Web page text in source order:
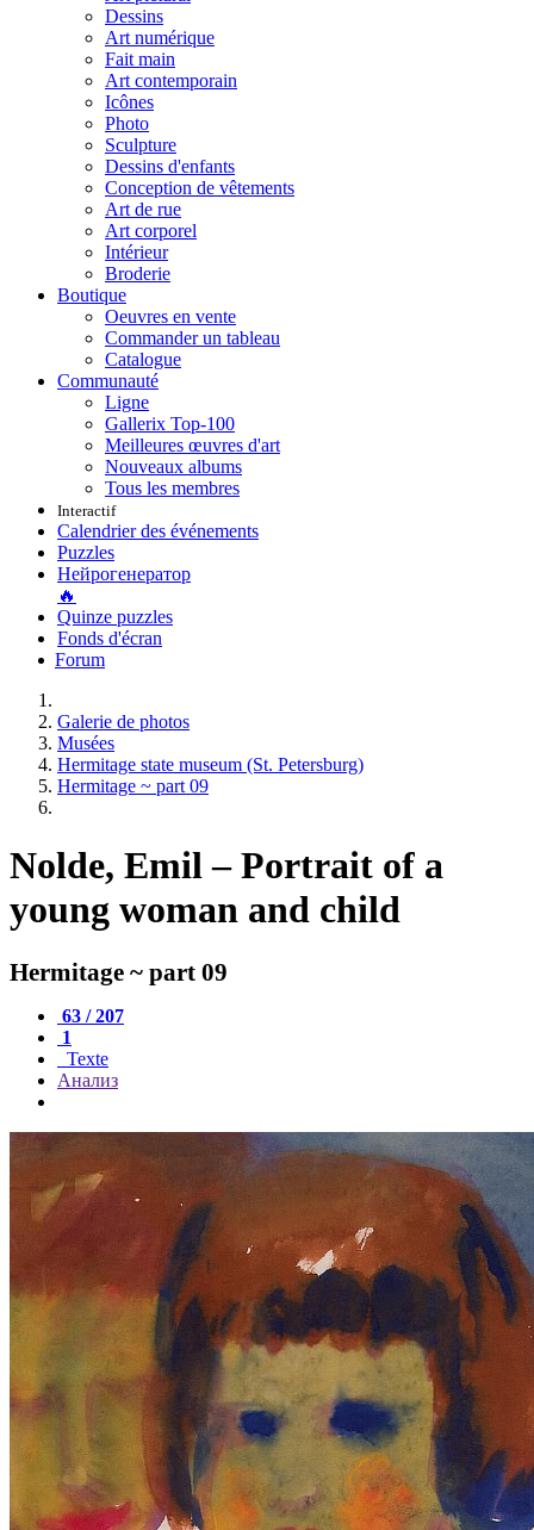
Dessins
Art numérique
Fait main
Art contemporain
Icônes
Photo
Sculpture
Dessins d'enfants
Conception de vêtements
Art de rue
Art corporel
Intérieur
Broderie
Boutique
Oeuvres en vente
Commander un tableau
Catalogue
Communauté
Ligne
Gallerix Top-100
Meilleures œuvres d'art
Nouveaux albums
Tous les membres
Interactif
Calendrier des événements
Puzzles
Нейрогенератор
🔥
Quinze puzzles
Fonds d'écran
Forum
Galerie de photos
Musées
Hermitage state museum (St. Petersburg)
Hermitage ~ part 09
Nolde, Emil – Portrait of a
young woman and child
Hermitage ~ part 09
63 / 207
1
Texte
Анализ